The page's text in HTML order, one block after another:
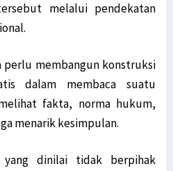
melalui pendekatan
perlu membangun konstruksi
dalam membaca suatu
fakta, norma hukum,
menarik kesimpulan.
yang dinilai tidak berpihak